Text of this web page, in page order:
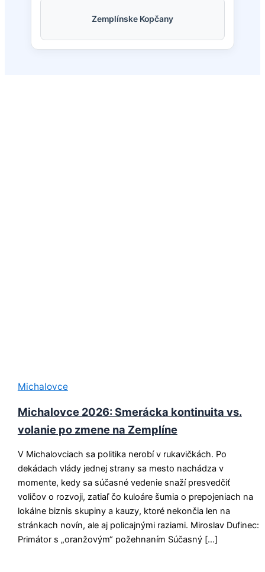
Zemplínske Kopčany
Michalovce
Michalovce 2026: Smerácka kontinuita vs.
volanie po zmene na Zemplíne
V Michalovciach sa politika nerobí v rukavičkách. Po
dekádach vlády jednej strany sa mesto nachádza v
momente, kedy sa súčasné vedenie snaží presvedčiť
voličov o rozvoji, zatiaľ čo kuloáre šumia o prepojeniach na
lokálne biznis skupiny a kauzy, ktoré nekončia len na
stránkach novín, ale aj policajnými raziami. Miroslav Dufinec:
Primátor s „oranžovým“ požehnaním Súčasný […]